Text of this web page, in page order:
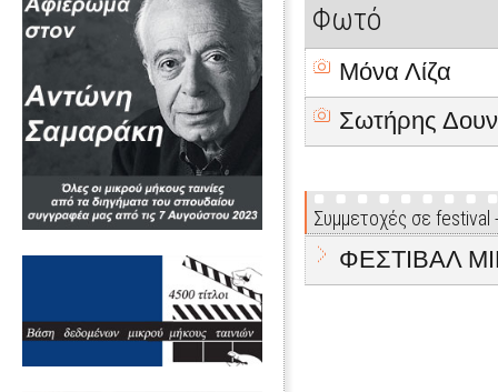
Φωτό
Μόνα Λίζα
Σωτήρης
Συμμετοχές σε
ΦΕΣΤΙΒΑΛ